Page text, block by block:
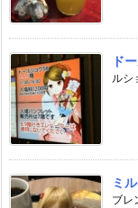
ド
ルシ
ミ
ブレ